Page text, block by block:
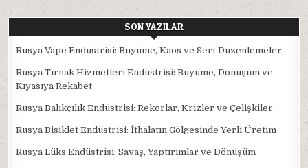
SON YAZILAR
Rusya Vape Endüstrisi: Büyüme, Kaos ve Sert Düzenlemeler
Rusya Tırnak Hizmetleri Endüstrisi: Büyüme, Dönüşüm ve
Kıyasıya Rekabet
Rusya Balıkçılık Endüstrisi: Rekorlar, Krizler ve Çelişkiler
Rusya Bisiklet Endüstrisi: İthalatın Gölgesinde Yerli Üretim
Rusya Lüks Endüstrisi: Savaş, Yaptırımlar ve Dönüşüm